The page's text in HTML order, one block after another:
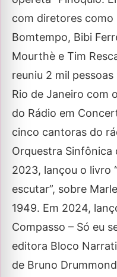
com diretores como
Bomtempo, Bibi
Mourthè e Tim
reuniu 2 mil
Rio de Janeiro com
do Rádio em
cinco cantoras do
Orquestra Sinfônica
2023, lançou o livro
escutar”, sobre
1949. Em 2024,
Compasso – Só eu
editora Bloco
de Bruno